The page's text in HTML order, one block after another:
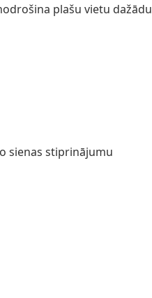
plašu vietu dažādu
sienas stiprinājumu